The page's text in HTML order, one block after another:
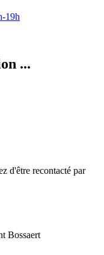
19h
...
d'être recontacté par
Bossaert